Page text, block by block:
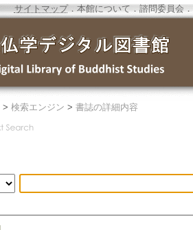
サイトマップ．本館について ． 諮問委員会．
> 検索エンジン > 書誌の詳細内容